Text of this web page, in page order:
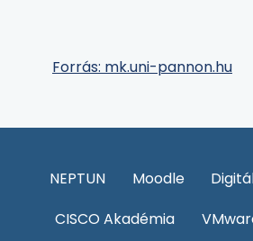
Forrás: mk.uni-pannon.hu
NEPTUN Moodle
CISCO Akadémia